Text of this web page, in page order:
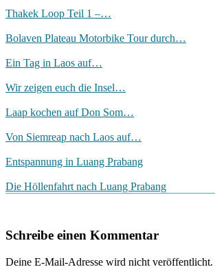
Thakek Loop Teil 1 –…
Bolaven Plateau Motorbike Tour durch…
Ein Tag in Laos auf…
Wir zeigen euch die Insel…
Laap kochen auf Don Som…
Von Siemreap nach Laos auf…
Entspannung in Luang Prabang
Die Höllenfahrt nach Luang Prabang
Schreibe einen Kommentar
Deine E-Mail-Adresse wird nicht veröffentlicht.